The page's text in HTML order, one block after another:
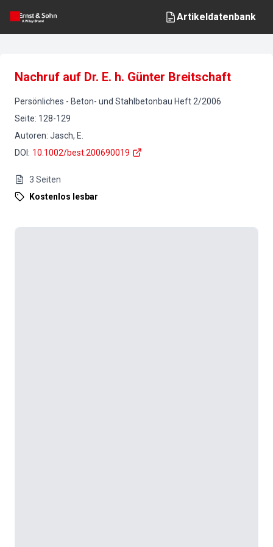
Artikeldatenbank
Nachruf auf Dr. E. h. Günter Breitschaft
Persönliches - Beton- und Stahlbetonbau Heft 2/2006
Seite: 128-129
Autoren: Jasch, E.
DOI : 10.1002/best.200690019
3 Seiten
Kostenlos lesbar